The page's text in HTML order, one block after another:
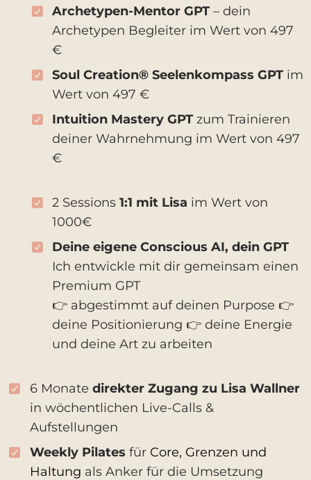
Archetypen-Mentor GPT – dein
Archetypen Begleiter im Wert von 497
€
Soul Creation® Seelenkompass GPT im
Wert von 497 €
Intuition Mastery GPT zum Trainieren
deiner Wahrnehmung im Wert von 497
€
2 Sessions 1:1 mit Lisa im Wert von
1000€
Deine eigene Conscious AI, dein GPT
Ich entwickle mit dir gemeinsam einen
Premium GPT
👉 abgestimmt auf deinen Purpose 👉
deine Positionierung 👉 deine Energie
und deine Art zu arbeiten
6 Monate direkter Zugang zu Lisa Wallner
in wöchentlichen Live-Calls &
Aufstellungen
Weekly Pilates für Core, Grenzen und
Haltung als Anker für die Umsetzung